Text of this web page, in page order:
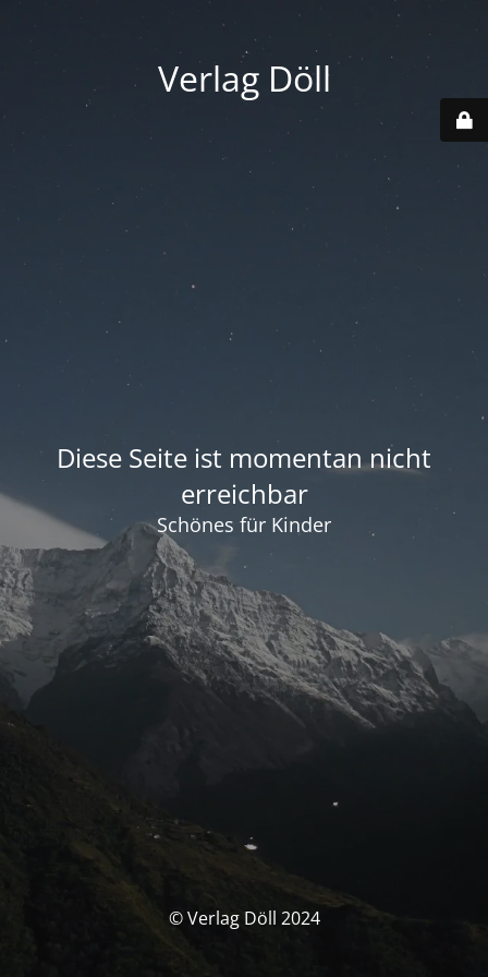
Verlag Döll
Diese Seite ist momentan nicht
erreichbar
Schönes für Kinder
© Verlag Döll 2024